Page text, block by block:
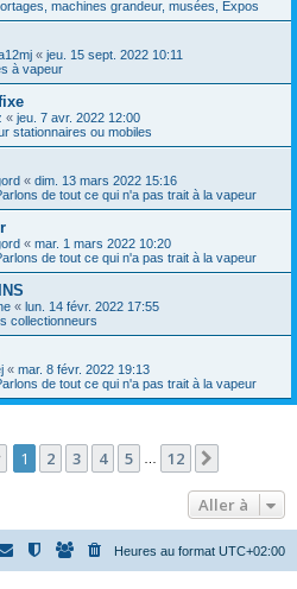
machines grandeur, musées, Expos
« jeu. 15 sept. 2022 10:11
à vapeur
« jeu. 7 avr. 2022 12:00
stationnaires ou mobiles
« dim. 13 mars 2022 15:16
de tout ce qui n'a pas trait à la vapeur
« mar. 1 mars 2022 10:20
de tout ce qui n'a pas trait à la vapeur
« lun. 14 févr. 2022 17:55
collectionneurs
« mar. 8 févr. 2022 19:13
de tout ce qui n'a pas trait à la vapeur
Page 1sur
1 2 3 4 5 12
Aller à
Heures au format UTC+02:00